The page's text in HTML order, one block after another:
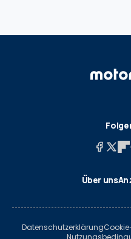
Über uns
Datenschutzerklärung